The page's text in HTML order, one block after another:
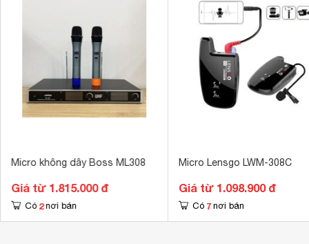
Micro không dây Boss ML308
Giá từ 1.815.000 đ
Có 2 nơi bán
Micro Lensgo LWM-308C
Giá từ 1.098.900 đ
Có 7 nơi bán